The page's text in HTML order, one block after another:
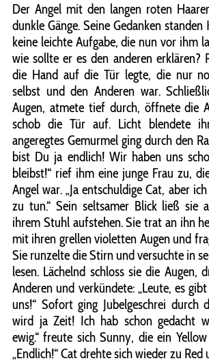
Der Angel mit den langen roten
dunkle Gänge. Seine Gedanken
keine leichte Aufgabe, die nun vor ihm
wie sollte er es den anderen erklären?
die Hand auf die Tür legte, die nur
selbst und den Anderen war.
Augen, atmete tief durch, öffnete die
schob die Tür auf. Licht blendete
angeregtes Gemurmel ging durch den
bist Du ja endlich! Wir haben uns
bleibst!“ rief ihm eine junge Frau zu,
Angel war. „Ja entschuldige Cat, aber
zu tun.“ Sein seltsamer Blick ließ sie
ihrem Stuhl aufstehen. Sie trat an ihn
mit ihren grellen violetten Augen und
Sie runzelte die Stirn und versuchte in
lesen. Lächelnd schloss sie die Augen,
Anderen und verkündete: „Leute, es
uns!“ Sofort ging Jubelgeschrei durch
wird ja Zeit! Ich hab schon gedacht
ewig.“ freute sich Sunny, die ein
„Endlich!“ Cat drehte sich wieder zu Red